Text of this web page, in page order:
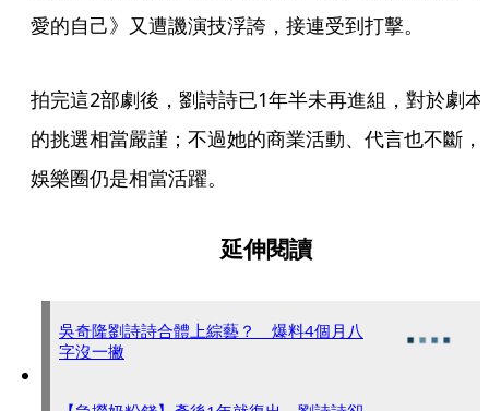
愛的自己》又遭譏演技浮誇，接連受到打擊。
拍完這2部劇後，劉詩詩已1年半未再進組，對於劇本
的挑選相當嚴謹；不過她的商業活動、代言也不斷，
娛樂圈仍是相當活躍。
延伸閱讀
吳奇隆劉詩詩合體上綜藝？ 爆料4個月八
字沒一撇